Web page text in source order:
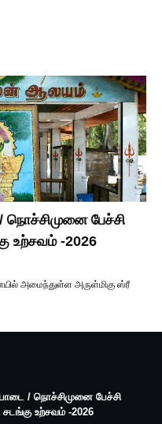
நொச்சிமுனை பேச்சி
உற்சவம் -2026
அமைந்துள்ள அருள்மிகு ஸ்ரீ
/ நொச்சிமுனை பேச்சி
உற்சவம் -2026